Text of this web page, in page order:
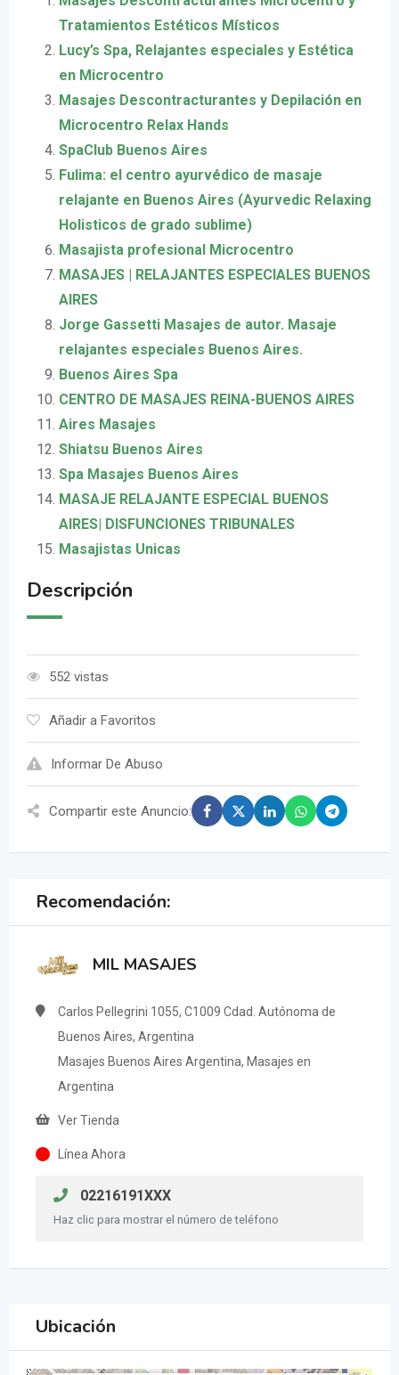
Tratamientos Estéticos Místicos
Lucy’s Spa, Relajantes especiales y Estética
en Microcentro
Masajes Descontracturantes y Depilación en
Microcentro Relax Hands
SpaClub Buenos Aires
Fulima: el centro ayurvédico de masaje
relajante en Buenos Aires (Ayurvedic Relaxing
Holisticos de grado sublime)
Masajista profesional Microcentro
MASAJES | RELAJANTES ESPECIALES BUENOS
AIRES
Jorge Gassetti Masajes de autor. Masaje
relajantes especiales Buenos Aires.
Buenos Aires Spa
CENTRO DE MASAJES REINA-BUENOS AIRES
Aires Masajes
Shiatsu Buenos Aires
Spa Masajes Buenos Aires
MASAJE RELAJANTE ESPECIAL BUENOS
AIRES| DISFUNCIONES TRIBUNALES
Masajistas Unicas
Descripción
552 vistas
Añadir a Favoritos
Informar De Abuso
Compartir este Anuncio:
Recomendación:
MIL MASAJES
Carlos Pellegrini 1055, C1009 Cdad. Autónoma de
Buenos Aires, Argentina
Masajes Buenos Aires Argentina, Masajes en
Argentina
Ver Tienda
Línea Ahora
02216191XXX
Haz clic para mostrar el número de teléfono
Ubicación